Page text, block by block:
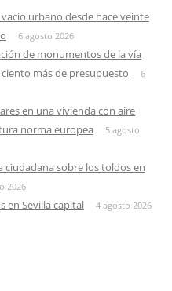
urbano desde hace veinte
6 agosto 2026
de monumentos de la vía
más de presupuesto
6
en una vivienda con aire
norma europea
5 agosto
sobre los toldos en
2026
en Sevilla capital 4 agosto 2026